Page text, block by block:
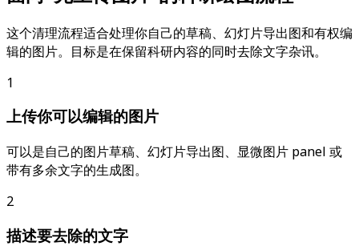
这个清理流程适合处理你自己的草稿、幻灯片导出图和有权编
辑的图片。目标是在保留科研内容的同时去除文字杂讯。
1
上传你可以编辑的图片
可以是自己的图片草稿、幻灯片导出图、显微图片 panel 或
带有多余文字的生成图。
2
描述要去除的文字